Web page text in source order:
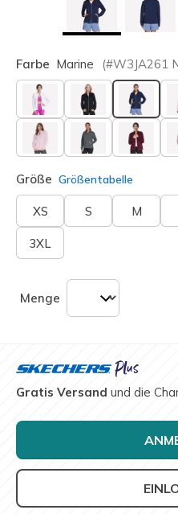
Farbe Marine (#W3JA261
Größe Größentabelle
XS S M
3XL
Menge
Gratis Versand und die